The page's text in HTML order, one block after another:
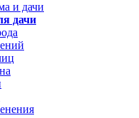
и дачи
дачи